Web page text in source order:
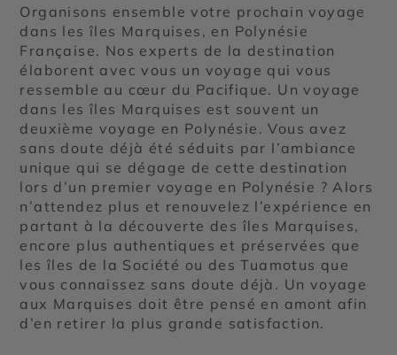
Organisons ensemble votre prochain voyage
dans les îles Marquises, en Polynésie
Française. Nos experts de la destination
élaborent avec vous un voyage qui vous
ressemble au cœur du Pacifique. Un voyage
dans les îles Marquises est souvent un
deuxième voyage en Polynésie. Vous avez
sans doute déjà été séduits par l’ambiance
unique qui se dégage de cette destination
lors d’un premier voyage en Polynésie ? Alors
n’attendez plus et renouvelez l’expérience en
partant à la découverte des îles Marquises,
encore plus authentiques et préservées que
les îles de la Société ou des Tuamotus que
vous connaissez sans doute déjà. Un voyage
aux Marquises doit être pensé en amont afin
d’en retirer la plus grande satisfaction.